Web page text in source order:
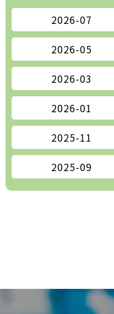
2026-07
2026-05
2026-03
2026-01
2025-11
2025-09